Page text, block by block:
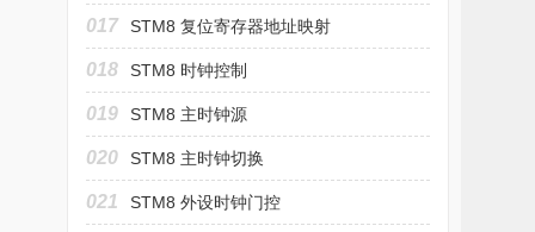
017 STM8 复位寄存器地址映射
018 STM8 时钟控制
019 STM8 主时钟源
020 STM8 主时钟切换
021 STM8 外设时钟门控